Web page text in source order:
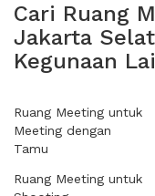
Cari Ruang
Jakarta
Kegunaan
Ruang Meeting untuk
Meeting dengan
Tamu
Ruang Meeting untuk